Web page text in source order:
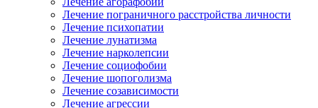
Лечение пограничного расстройства личности
Лечение психопатии
Лечение лунатизма
Лечение нарколепсии
Лечение социофобии
Лечение шопоголизма
Лечение созависимости
Лечение агрессии